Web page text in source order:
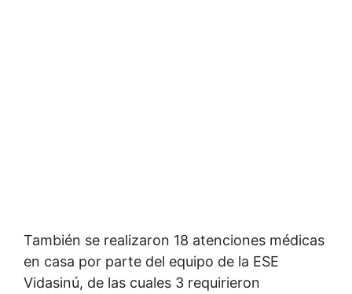
También se realizaron 18 atenciones médicas
en casa por parte del equipo de la ESE
Vidasinú, de las cuales 3 requirieron